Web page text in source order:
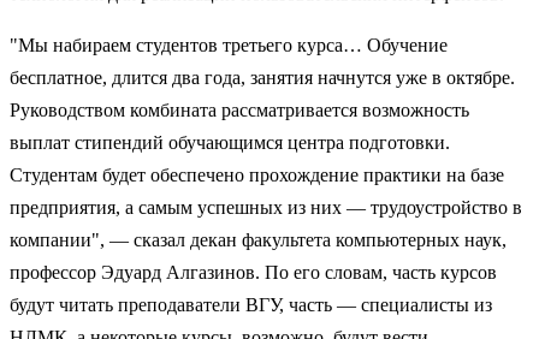
"Мы набираем студентов третьего курса… Обучение
бесплатное, длится два года, занятия начнутся уже в октябре.
Руководством комбината рассматривается возможность
выплат стипендий обучающимся центра подготовки.
Студентам будет обеспечено прохождение практики на базе
предприятия, а самым успешных из них — трудоустройство в
компании", — сказал декан факультета компьютерных наук,
профессор Эдуард Алгазинов. По его словам, часть курсов
будут читать преподаватели ВГУ, часть — специалисты из